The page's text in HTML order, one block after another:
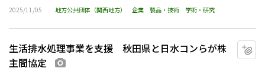
2025/11/05 地方公共団体（関西地方） 企業 製品・技術 学術・研究
生活排水処理事業を支援 秋田県と日水コンらが株
主間協定